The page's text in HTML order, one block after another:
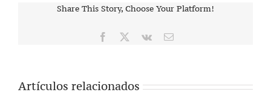
Share This Story, Choose Your Platform!
Facebook Vk
Correo
Artículos relacionados